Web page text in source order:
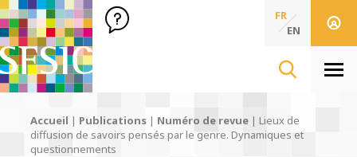
SFSIC Société Française des Sciences de l'Information & de
Société Française des Sciences
de l'Information
FR
EN
Accueil | Publications | Numéro de revue | Lieux de
diffusion de savoirs pensés par le genre. Dynamiques et
questionnements